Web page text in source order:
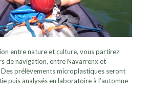
entre nature et culture, vous partirez
de navigation, entre Navarrenx et
prélèvements microplastiques seront
puis analysés en laboratoire à l’automne